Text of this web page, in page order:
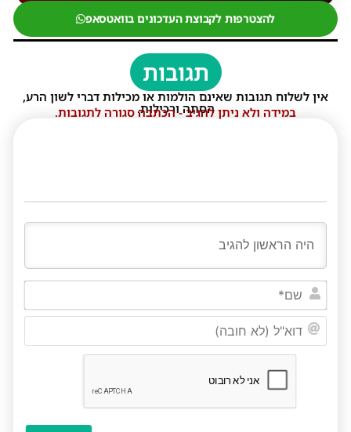
להצטרפות לקבוצת העדכונים בוואטסאפ
תגובות
אין לשלוח תגובות שאינם הולמות או מכילות דברי לשון הרע,
הסתה ורכילות.
במידה ולא ניתן להגיב - הכתבה סגורה לתגובות.
שם*